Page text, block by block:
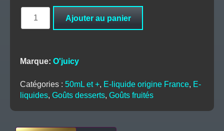
–
Ajouter au panier
Marque: O'juicy
Catégories : 50mL et +, E-liquide origine France, E-
liquides, Goûts desserts, Goûts fruités